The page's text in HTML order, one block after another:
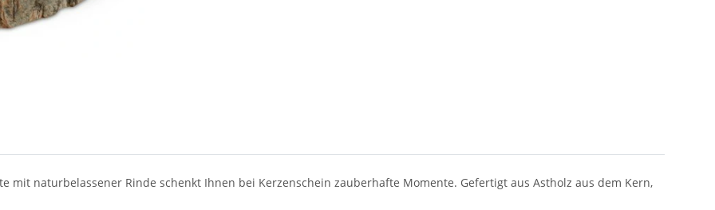
naturbelassener Rinde schenkt Ihnen bei Kerzenschein zauberhafte Momente. Gefertigt aus Astholz aus dem Kern,